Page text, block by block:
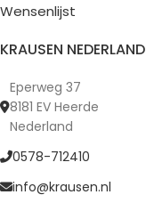
Wensenlijst
KRAUSEN NEDERLAND
Eperweg 37
8181 EV Heerde
Nederland
0578-712410
info@krausen.nl